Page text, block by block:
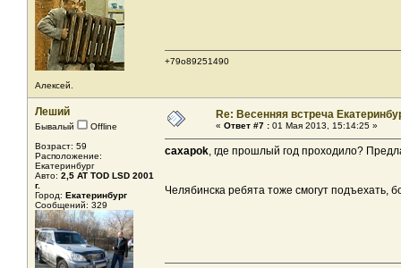
Алексей.
+79о89251490
Леший
Бывалый
Offline
Возраст: 59
Расположение:
Екатеринбург
Авто: 2,5 AT TOD LSD 2001
г.
Город: Екатеринбург
Сообщений: 329
Re: Весенняя встреча
« Ответ #7 : 01 Мая 2013, 15:14:25 »
caxapok, где прошлый год проходило?
Челябинска ребята тоже смогут подъехать,